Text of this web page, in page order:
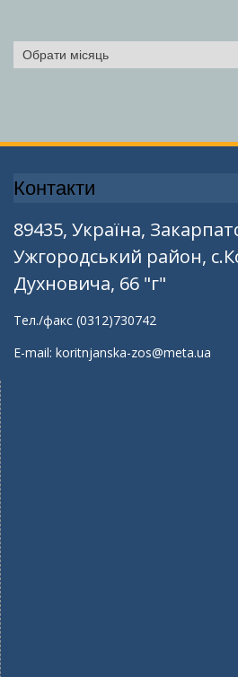
Архіви
Контакти
89435, Україна,
Ужгородський район,
Духновича, 66 "г"
Тел./факс (0312)730742
E-mail: koritnjanska-zos@meta.ua